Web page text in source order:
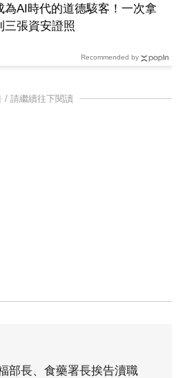
為AI時代的道德駭客！一次拿
三張資安證照
Recommended by
/ 請繼續往下閱讀
部長、食藥署長挨告瀆職